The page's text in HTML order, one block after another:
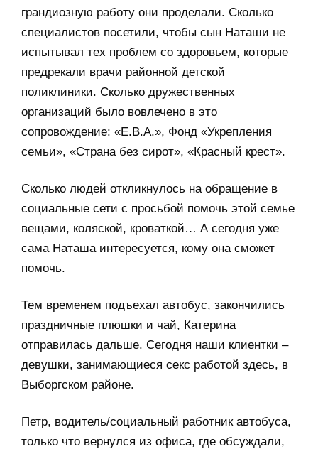
грандиозную работу они проделали. Сколько
специалистов посетили, чтобы сын Наташи не
испытывал тех проблем со здоровьем, которые
предрекали врачи районной детской
поликлиники. Сколько дружественных
организаций было вовлечено в это
сопровождение: «Е.В.А.», Фонд «Укрепления
семьи», «Страна без сирот», «Красный крест».
Сколько людей откликнулось на обращение в
социальные сети с просьбой помочь этой семье
вещами, коляской, кроваткой… А сегодня уже
сама Наташа интересуется, кому она сможет
помочь.
Тем временем подъехал автобус, закончились
праздничные плюшки и чай, Катерина
отправилась дальше. Сегодня наши клиентки –
девушки, занимающиеся секс работой здесь, в
Выборгском районе.
Петр, водитель/социальный работник автобуса,
только что вернулся из офиса, где обсуждали,